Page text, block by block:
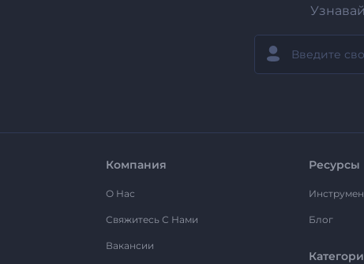
Компания
О Нас
Свяжитесь С Нами
Вакансии
Ресурсы
Блог